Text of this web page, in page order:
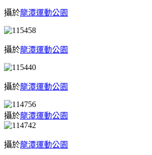
攝於龍潭運動公園
攝於龍潭運動公園
攝於龍潭運動公園
攝於龍潭運動公園
攝於龍潭運動公園